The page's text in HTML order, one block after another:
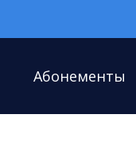
Абонементы